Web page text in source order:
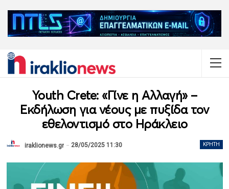
Youth Crete: «Γίνε η Αλλαγή» –
Εκδήλωση για νέους με πυξίδα τον
εθελοντισμό στο Ηράκλειο
ΚΡΉΤΗ
iraklionews.gr 28/05/2025 11:30